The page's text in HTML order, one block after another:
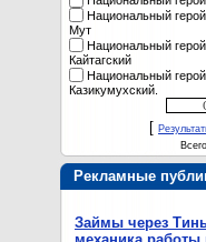
Национальный
Мут
Национальный
Кайтагский
Национальный
Казикумухский.
[
Рекламные
Займы через